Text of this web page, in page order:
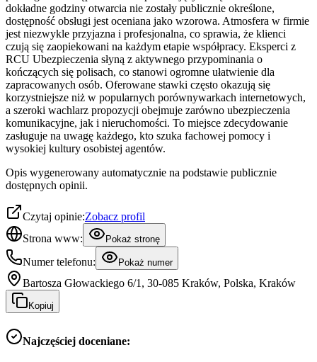
dokładne godziny otwarcia nie zostały publicznie określone,
dostępność obsługi jest oceniana jako wzorowa. Atmosfera w firmie
jest niezwykle przyjazna i profesjonalna, co sprawia, że klienci
czują się zaopiekowani na każdym etapie współpracy. Eksperci z
RCU Ubezpieczenia słyną z aktywnego przypominania o
kończących się polisach, co stanowi ogromne ułatwienie dla
zapracowanych osób. Oferowane stawki często okazują się
korzystniejsze niż w popularnych porównywarkach internetowych,
a szeroki wachlarz propozycji obejmuje zarówno ubezpieczenia
komunikacyjne, jak i nieruchomości. To miejsce zdecydowanie
zasługuje na uwagę każdego, kto szuka fachowej pomocy i
wysokiej kultury osobistej agentów.
Opis wygenerowany automatycznie na podstawie publicznie
dostępnych opinii.
Czytaj opinie:Zobacz profil
Strona www:
Pokaż stronę
Numer telefonu: Pokaż numer
Bartosza Głowackiego 6/1, 30-085 Kraków, Polska, Kraków
Kopiuj
Najczęściej doceniane: